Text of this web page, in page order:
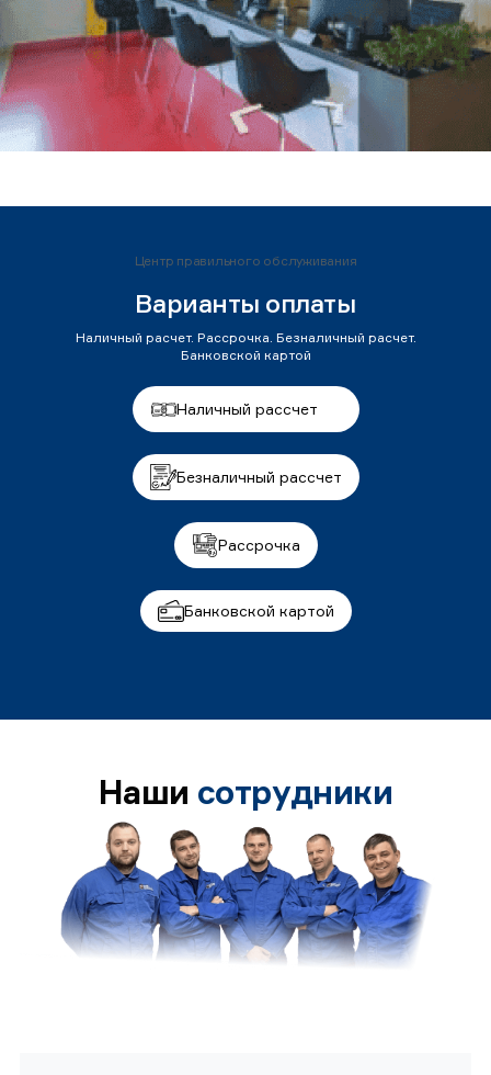
Центр правильного обслуживания
Варианты оплаты
Наличный расчет. Рассрочка. Безналичный расчет.
Банковской картой
Наличный рассчет
Безналичный рассчет
Рассрочка
Банковской картой
Наши сотрудники